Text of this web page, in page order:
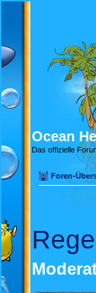
Ocean
Das offizielle
Foren-